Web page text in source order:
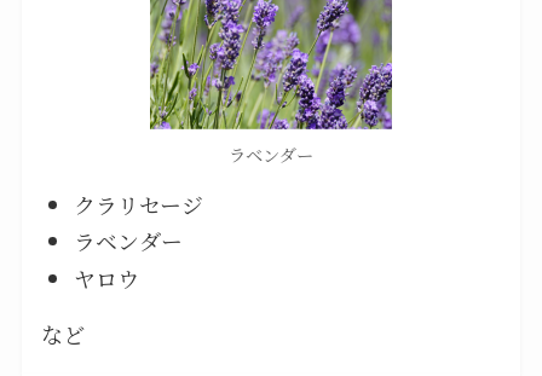
ラベンダー
クラリセージ
ラベンダー
ヤロウ
など